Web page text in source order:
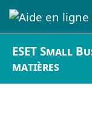
ESET Small
matières